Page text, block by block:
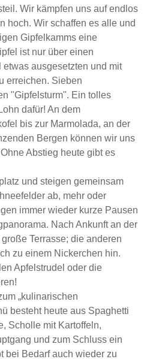
Wir kämpfen uns auf endlos
hoch. Wir schaffen es alle und
Gipfelkamms eine
ist nur über einen
ausgesetzten und mit
erreichen. Sieben
"Gipfelsturm". Ein tolles
dafür! An dem
bis zur Marmolada, an der
Bergen können wir uns
Abstieg heute gibt es
und steigen gemeinsam
ab, mehr oder
immer wieder kurze Pausen
Nach Ankunft an der
Terrasse; die anderen
zu einem Nickerchen hin.
Apfelstrudel oder die
„kulinarischen
besteht heute aus Spaghetti
Scholle mit Kartoffeln,
und zum Schluss ein
bei Bedarf auch wieder zu